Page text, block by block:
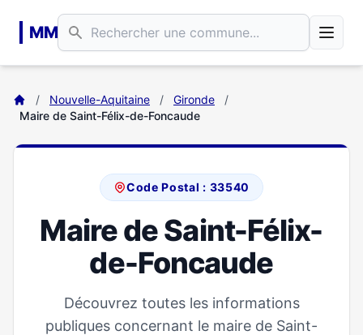
MM
/ Nouvelle-Aquitaine / Gironde
/
Maire de Saint-Félix-de-Foncaude
Code Postal : 33540
Maire de Saint-Félix-
de-Foncaude
Découvrez toutes les informations
publiques concernant le maire de Saint-